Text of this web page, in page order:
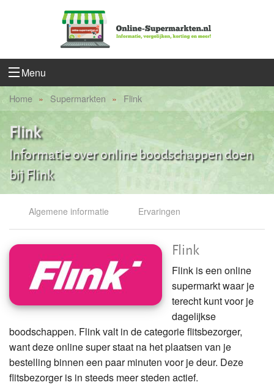
Menu
Home Supermarkten Flink
Flink
Informatie over online boodschappen doen
bij Flink
Algemene informatie Ervaringen
Flink
Flink is een online
supermarkt waar je
terecht kunt voor je
dagelijkse
boodschappen. Flink valt in de categorie flitsbezorger,
want deze online super staat na het plaatsen van je
bestelling binnen een paar minuten voor je deur. Deze
flitsbezorger is in steeds meer steden actief.